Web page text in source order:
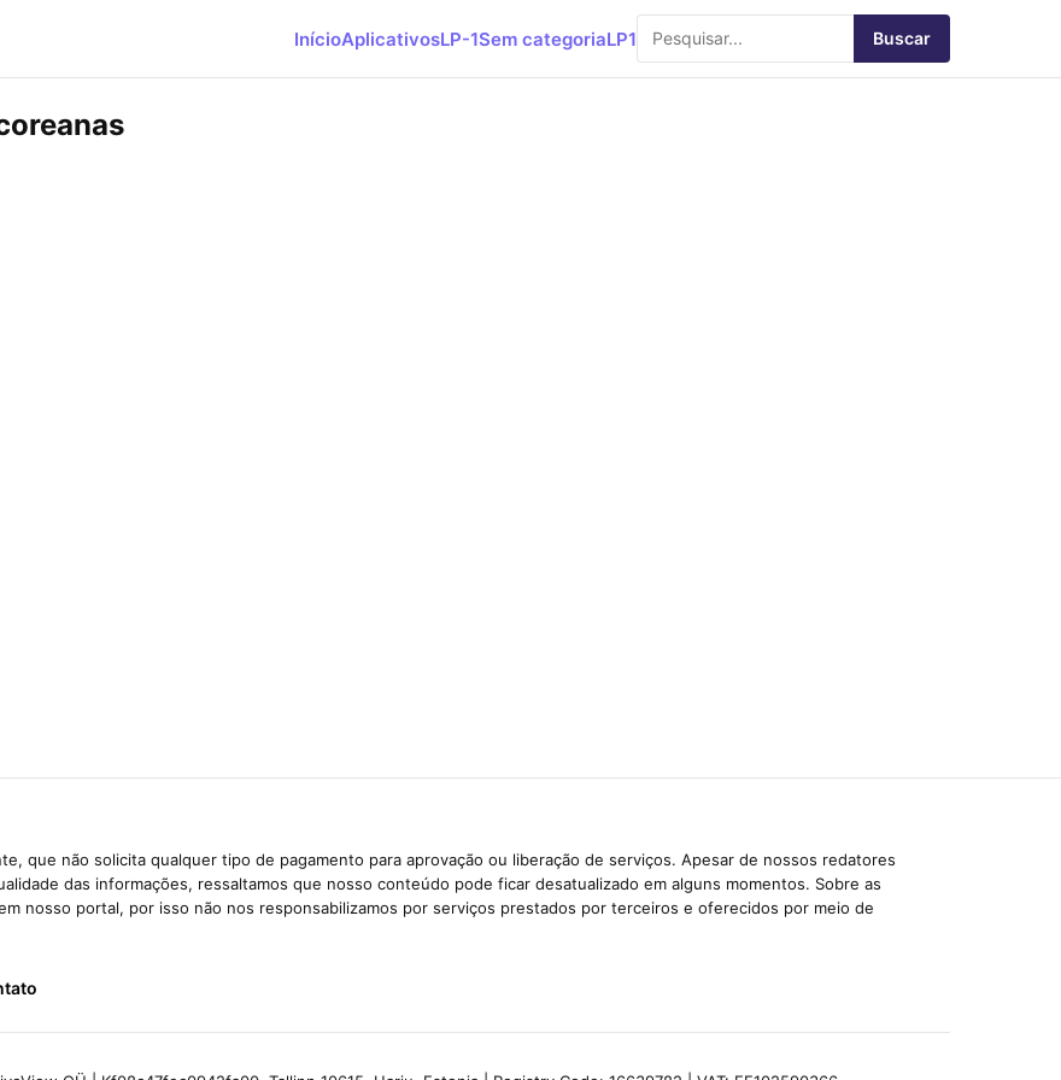
InícioAplicativosLP-1Sem categoriaLP1 Buscar
que não solicita qualquer tipo de pagamento para aprovação ou liberação de serviços. Apesar de nossos redatores
das informações, ressaltamos que nosso conteúdo pode ficar desatualizado em alguns momentos. Sobre as
nosso portal, por isso não nos responsabilizamos por serviços prestados por terceiros e oferecidos por meio de